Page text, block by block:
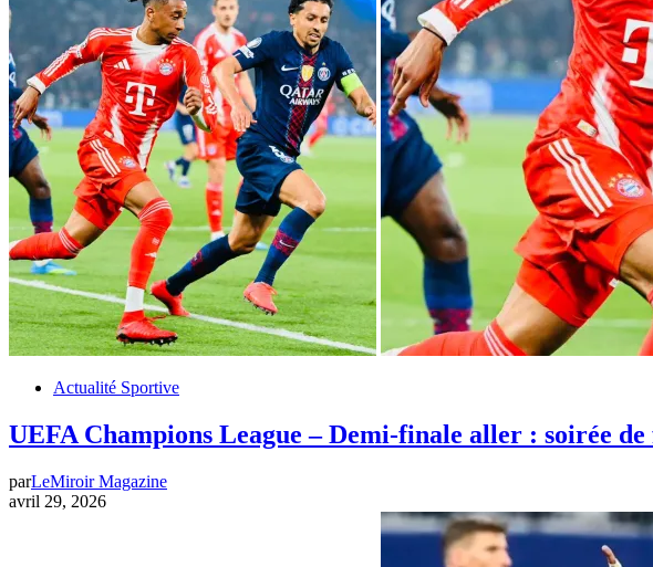
Actualité Sportive
UEFA Champions League – Demi-finale aller : soirée
parLeMiroir Magazine
avril 29, 2026